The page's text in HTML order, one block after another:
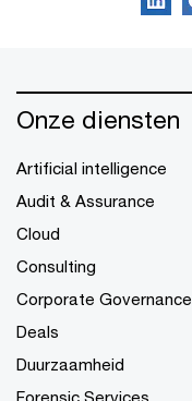
Onze diensten
Artificial intelligence
Audit & Assurance
Cloud
Consulting
Corporate Governance
Deals
Duurzaamheid